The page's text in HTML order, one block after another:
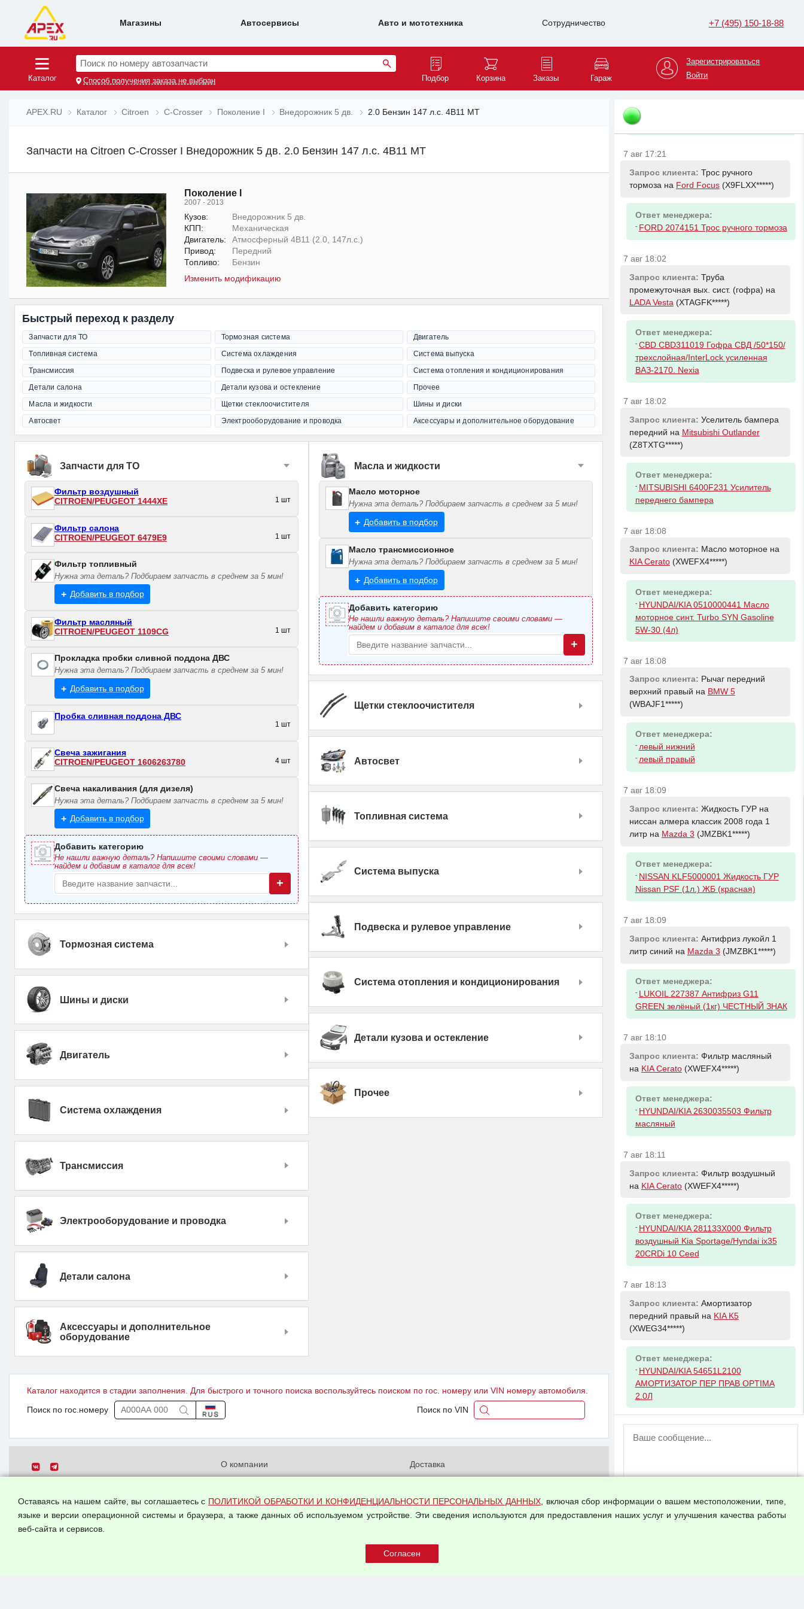
Магазины Автосервисы Авто и мототехника Сотрудничество +7 (495) 150-18-88
Каталог
Поиск по номеру автозапчасти
Способ получения заказа не выбран Подбор Корзина Заказы Гараж
Зарегистрироваться
Войти
APEX.RU Каталог Citroen C-Crosser Поколение I Внедорожник 5 дв. 2.0 Бензин 147 л.с. 4B11 MT
Запчасти на Citroen C-Crosser I Внедорожник 5 дв. 2.0 Бензин 147 л.с. 4B11 MT
Поколение I
2007 - 2013
Кузов:
Внедорожник 5 дв.
КПП:
Механическая
Двигатель:
Атмосферный 4B11 (2.0, 147л.с.)
Привод:
Передний
Топливо:
Бензин
Изменить модификацию
Быстрый переход к разделу
Запчасти для ТО Тормозная система
Двигатель
Топливная система
Система охлаждения
Система выпуска
Трансмиссия
Подвеска и рулевое управление
Система отопления и кондиционирования
Детали салона
Детали кузова и остекление
Прочее
Масла и жидкости
Щетки стеклоочистителя
Шины и диски
Автосвет
Электрооборудование и проводка Аксессуары и дополнительное оборудование
Запчасти для ТО
Фильтр воздушный
CITROEN/PEUGEOT 1444XE
1 шт
Фильтр салона
CITROEN/PEUGEOT 6479E9
1 шт
Фильтр топливный
Нужна эта деталь? Подбираем запчасть в среднем за 5 мин!
Добавить в подбор
Фильтр масляный
CITROEN/PEUGEOT 1109CG
1 шт
Прокладка пробки сливной поддона ДВС
Нужна эта деталь? Подбираем запчасть в среднем за 5 мин!
Добавить в подбор
Пробка сливная поддона ДВС
1 шт
Свеча зажигания
CITROEN/PEUGEOT 1606263780
4 шт
Свеча накаливания (для дизеля)
Нужна эта деталь? Подбираем запчасть в среднем за 5 мин!
Добавить в подбор
Добавить категорию
Не нашли важную деталь? Напишите своими словами —
найдем и добавим в каталог для всех!
+
Тормозная система
Шины и диски
Двигатель
Система охлаждения
Трансмиссия
Электрооборудование и проводка
Детали салона
Аксессуары и дополнительное
оборудование
Масла и жидкости
Масло моторное
Нужна эта деталь? Подбираем запчасть в среднем за 5 мин!
Добавить в подбор
Масло трансмиссионное
Нужна эта деталь? Подбираем запчасть в среднем за 5 мин!
Добавить в подбор
Добавить категорию
Не нашли важную деталь? Напишите своими словами —
найдем и добавим в каталог для всех!
+
Щетки стеклоочистителя
Автосвет
Топливная система
Система выпуска
Подвеска и рулевое управление
Система отопления и кондиционирования
Детали кузова и остекление
Прочее
Каталог находится в стадии заполнения. Для быстрого и точного поиска воспользуйтесь поиском по гос. номеру или VIN номеру автомобиля.
Поиск по гос.номеру Поиск по VIN
Все права защищены.
О компании
данных
Доставка
Оплата и возвраты
Арендодателям
Оставаясь на нашем сайте, вы соглашаетесь с ПОЛИТИКОЙ ОБРАБОТКИ И КОНФИДЕНЦИАЛЬНОСТИ ПЕРСОНАЛЬНЫХ ДАННЫХ, включая сбор информации о вашем местоположении, типе,
языке и версии операционной системы и браузера, а также данных об используемом устройстве. Эти сведения используются для предоставления наших услуг и улучшения качества работы
веб-сайта и сервисов.
Прокладка
Прокладка клапанной крышки OPEL
ASTRA G H J.CHEVY AVEO 250 3
7 авг 17:21
Запрос клиента: Трос ручного
тормоза на Ford Focus(X9FLXX*****)
Ответ менеджера:
- FORD 2074151 Трос ручного тормоза
7 авг 18:02
Запрос клиента: Труба
промежуточная вых. сист. (гофра) на
LADA Vesta (XTAGFK*****)
Ответ менеджера:
- CBD CBD311019 Гофра СВД /50*150/
трехслойная/InterLock усиленная
ВАЗ-2170. Nexia
7 авг 18:02
Запрос клиента: Уселитель бампера
передний на Mitsubishi Outlander
(Z8TXTG*****)
Ответ менеджера:
- MITSUBISHI 6400F231 Усилитель
переднего бампера
7 авг 18:08
Запрос клиента: Масло моторное на
KIA Cerato(XWEFX4*****)
Ответ менеджера:
- HYUNDAI/KIA 0510000441 Масло
моторное синт. Turbo SYN Gasoline
5W-30 (4л)
7 авг 18:08
Запрос клиента: Рычаг передний
верхний правый на BMW 5
(WBAJF1*****)
Ответ менеджера:
- левый нижний
- левый правый
7 авг 18:09
Запрос клиента: Жидкость ГУР на
ниссан алмера классик 2008 года 1
литр на Mazda 3 (JMZBK1*****)
Ответ менеджера:
- NISSAN KLF5000001 Жидкость ГУР
Nissan PSF (1л.) ЖБ (красная)
7 авг 18:09
Запрос клиента: Антифриз лукойл 1
литр синий на Mazda 3 (JMZBK1*****)
Ответ менеджера:
- LUKOIL 227387 Антифриз G11
GREEN зелёный (1кг) ЧЕСТНЫЙ ЗНАК
7 авг 18:10
Запрос клиента: Фильтр масляный
на KIA Cerato(XWEFX4*****)
Ответ менеджера:
- HYUNDAI/KIA 2630035503 Фильтр
масляный
7 авг 18:11
Запрос клиента: Фильтр воздушный
на KIA Cerato(XWEFX4*****)
Ответ менеджера:
- HYUNDAI/KIA 281133X000 Фильтр
воздушный Kia Sportage/Hyndai ix35
20CRDi 10 Ceed
7 авг 18:13
Запрос клиента: Амортизатор
передний правый на KIA K5
(XWEG34*****)
Ответ менеджера:
- HYUNDAI/KIA 54651L2100
АМОРТИЗАТОР ПЕР ПРАВ OPTIMA
2.0Л
ВНИМАНИЕ!
пользователей временно отключена!
аккаунт.